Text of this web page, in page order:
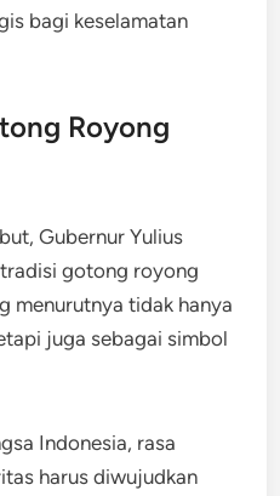
bagi keselamatan
Royong
Gubernur Yulius
gotong royong
menurutnya tidak hanya
juga sebagai simbol
Indonesia, rasa
harus diwujudkan